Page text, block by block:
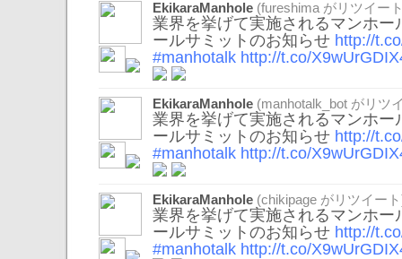
EkikaraManhole (fureshima がリツイー
業界を挙げて実施されるマンホー
ールサミットのお知らせ http://
#manhotalk http://t.co/
EkikaraManhole (manhotalk_bot がリツ
業界を挙げて実施されるマンホー
ールサミットのお知らせ http://
#manhotalk http://t.co/
EkikaraManhole (chikipage がリツイー
業界を挙げて実施されるマンホー
ールサミットのお知らせ http://
#manhotalk http://t.co/